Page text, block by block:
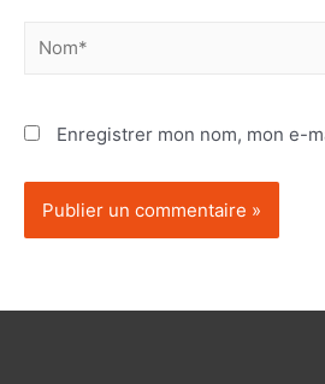
Enregistrer mon nom, mon e-